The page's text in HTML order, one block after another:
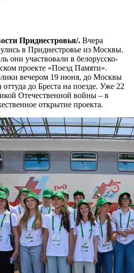
Приднестровья/. Вчера
в Приднестровье из Москвы.
они участвовали в белорусско-
проекте «Поезд Памяти».
вечером 19 июня, до Москвы
оттуда до Бреста на поезде. Уже 22
Отечественной войны – в
открытие проекта.